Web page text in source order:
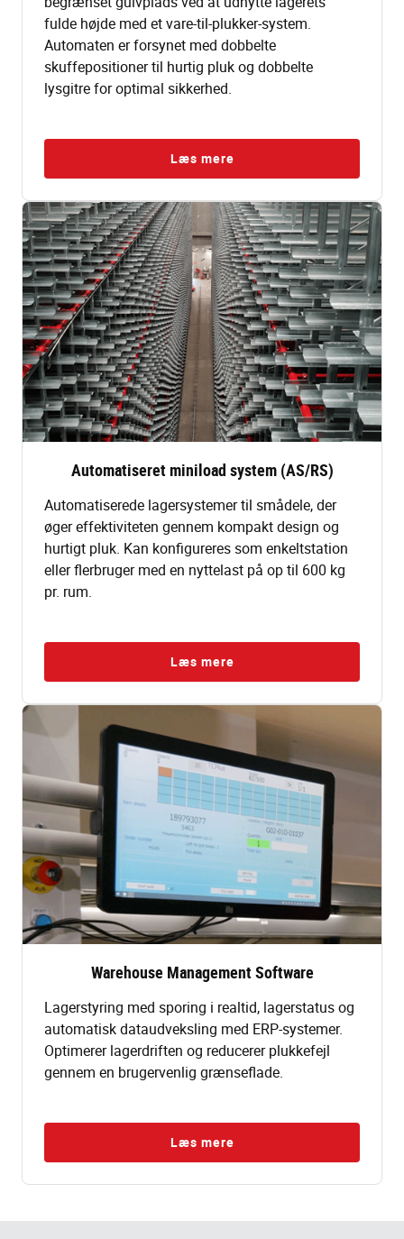
fulde højde med et vare-til-plukker-system.
Automaten er forsynet med dobbelte
skuffepositioner til hurtig pluk og dobbelte
lysgitre for optimal sikkerhed.
Læs mere
Automatiseret miniload system (AS/RS)
Automatiserede lagersystemer til smådele, der
øger effektiviteten gennem kompakt design og
hurtigt pluk. Kan konfigureres som enkeltstation
eller flerbruger med en nyttelast på op til 600 kg
pr. rum.
Læs mere
Warehouse Management Software
Lagerstyring med sporing i realtid, lagerstatus og
automatisk dataudveksling med ERP-systemer.
Optimerer lagerdriften og reducerer plukkefejl
gennem en brugervenlig grænseflade.
Læs mere